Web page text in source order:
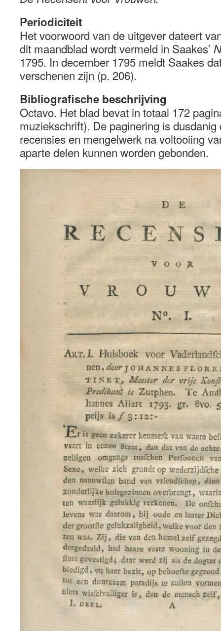
Periodiciteit
Het voorwoord van de uitgever dateert
dit maandblad wordt vermeld in Saakes’
1795. In december 1795 meldt Saakes
verschenen zijn (p. 206).
Bibliografische beschrijving
Octavo. Het blad bevat in totaal 172
muziekschrift). De paginering is dusdanig
recensies en mengelwerk na voltooiing
aparte delen kunnen worden gebonden.